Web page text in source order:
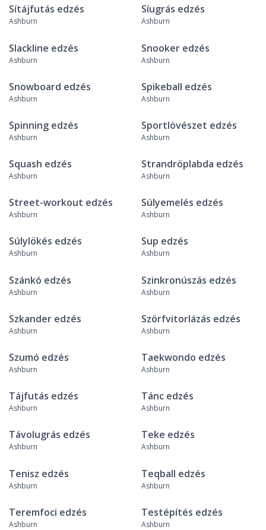
Sítájfutás edzés
Ashburn
Síugrás edzés
Ashburn
Slackline edzés
Ashburn
Snooker edzés
Ashburn
Snowboard edzés
Ashburn
Spikeball edzés
Ashburn
Spinning edzés
Ashburn
Sportlövészet edzés
Ashburn
Squash edzés
Ashburn
Strandröplabda edzés
Ashburn
Street-workout edzés
Ashburn
Súlyemelés edzés
Ashburn
Súlylökés edzés
Ashburn
Sup edzés
Ashburn
Szánkó edzés
Ashburn
Szinkronúszás edzés
Ashburn
Szkander edzés
Ashburn
Szörfvitorlázás edzés
Ashburn
Szumó edzés
Ashburn
Taekwondo edzés
Ashburn
Tájfutás edzés
Ashburn
Tánc edzés
Ashburn
Távolugrás edzés
Ashburn
Teke edzés
Ashburn
Tenisz edzés
Ashburn
Teqball edzés
Ashburn
Teremfoci edzés
Ashburn
Testépítés edzés
Ashburn